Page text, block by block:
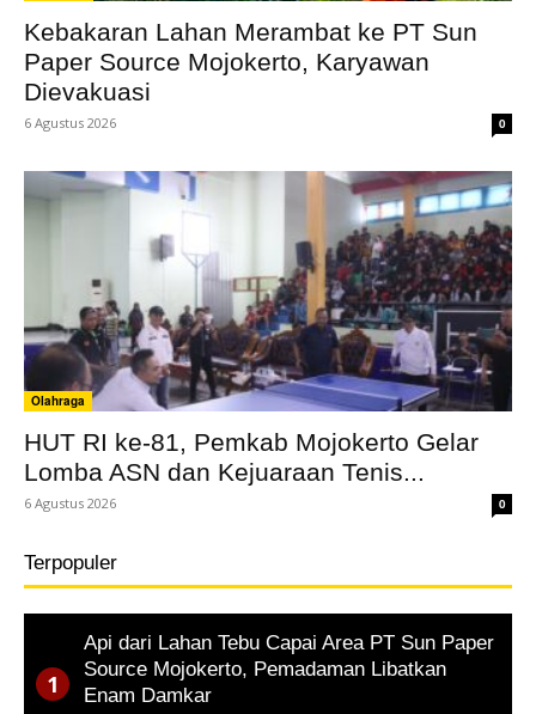
Kebakaran Lahan Merambat ke PT Sun
Paper Source Mojokerto, Karyawan
Dievakuasi
6 Agustus 2026 0
Olahraga
HUT RI ke-81, Pemkab Mojokerto Gelar
Lomba ASN dan Kejuaraan Tenis...
6 Agustus 2026 0
Terpopuler
Api dari Lahan Tebu Capai Area PT Sun Paper
Source Mojokerto, Pemadaman Libatkan
Enam Damkar